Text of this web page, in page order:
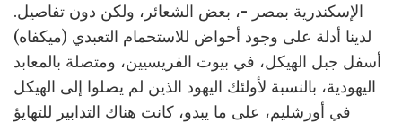
الإسكندرية بمصر -، بعض الشعائر، ولكن دون تفاصيل.
لدينا أدلة على وجود أحواض للاستحمام التعبدي (ميكفاه)
أسفل جبل الهيكل، في بيوت الفريسيين، ومتصلة بالمعابد
اليهودية، بالنسبة لأولئك اليهود الذين لم يصلوا إلى الهيكل
في أورشليم، على ما يبدو، كانت هناك التدابير للتهايؤ